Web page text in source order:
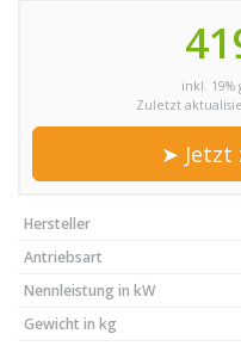
inkl. 19%
Zuletzt
➤ Jetzt
Hersteller
Antriebsart
Nennleistung in kW
Gewicht in kg